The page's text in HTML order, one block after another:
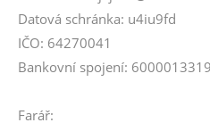
Datová schránka: u4iu9fd
IČO: 64270041
Bankovní spojení:
Farář: